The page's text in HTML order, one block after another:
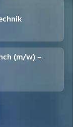
(m/w) –